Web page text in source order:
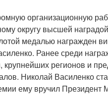
организационную
округу высшей наградой
медалью награжден
Ранее среди
регионов и
Николай Василенко
ему вручил